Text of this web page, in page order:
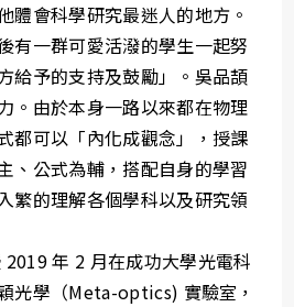
體會科學研究最迷人的地方。
有一群可愛活潑的學生一起努
給予的支持及鼓勵」。吳品頡
。由於本身一路以來都在物理
都可以「內化成觀念」，授課
、公式為輔，搭配自身的學習
繁的理解各個學科以及研究領
年 2 月在成功大學光電科
光學（Meta-optics) 實驗室，